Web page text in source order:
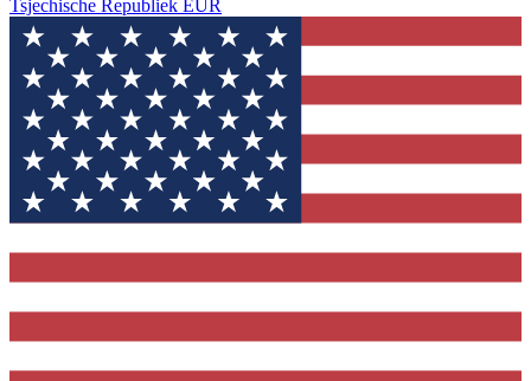
Tsjechische Republiek EUR